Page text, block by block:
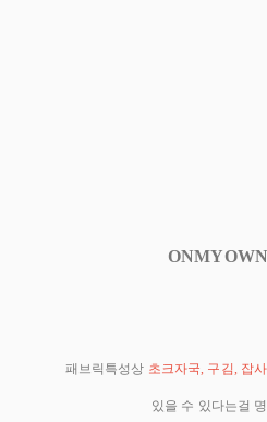
패브릭특성상 초크자국, 구김, 잡
있을 수 있다는걸